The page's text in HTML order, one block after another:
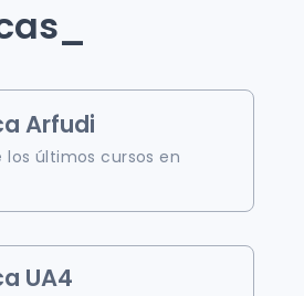
Arfudi
los últimos cursos en
UA4